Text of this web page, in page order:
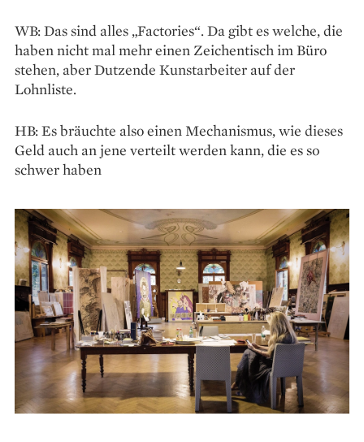
WB: Das sind alles „Factories“. Da gibt es welche, die
haben nicht mal mehr einen Zeichentisch im Büro
stehen, aber Dutzende Kunstarbeiter auf der
Lohnliste.
HB: Es bräuchte also einen Me­chanismus, wie dieses
Geld auch an jene verteilt werden kann, die es so
schwer haben